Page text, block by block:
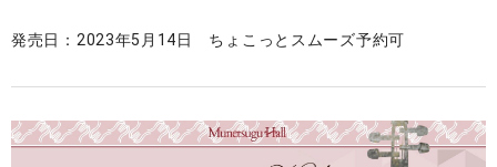
発売日：2023年5月14日 ちょこっとスムーズ予約可